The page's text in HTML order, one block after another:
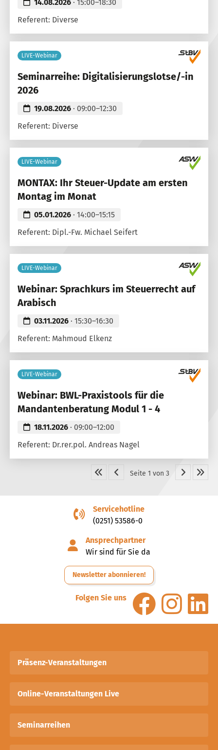
14.08.2026 · 15:00–18:30
Referent: Diverse
LIVE-Webinar
Seminarreihe: Digitalisierungslotse/-in
2026
19.08.2026 · 09:00–12:30
Referent: Diverse
LIVE-Webinar
MONTAX: Ihr Steuer-Update am ersten
Montag im Monat
05.01.2026 · 14:00–15:15
Referent: Dipl.-Fw. Michael Seifert
LIVE-Webinar
Webinar: Sprachkurs im Steuerrecht auf
Arabisch
03.11.2026 · 15:30–16:30
Referent: Mahmoud Elkenz
LIVE-Webinar
Webinar: BWL-Praxistools für die
Mandantenberatung Modul 1 - 4
18.11.2026 · 09:00–12:00
Referent: Dr.rer.pol. Andreas Nagel
Seite 1 von 3
Servicehotline
(0251) 53586-0
Ansprechpartner
Wir sind für Sie da
Newsletter abonnieren!
Folgen Sie uns
Präsenz-Veranstaltungen
Online-Veranstaltungen Live
Seminarreihen